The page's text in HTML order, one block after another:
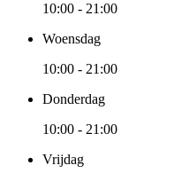
10:00 - 21:00
Woensdag
10:00 - 21:00
Donderdag
10:00 - 21:00
Vrijdag